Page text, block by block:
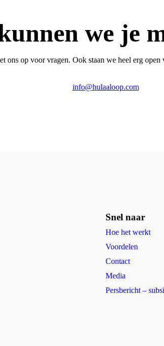
we je
ons op voor vragen. Ook staan we heel erg
info@hulaaloop.com
Snel naar
Hoe het werkt
Voordelen
Contact
Media
Persbericht –